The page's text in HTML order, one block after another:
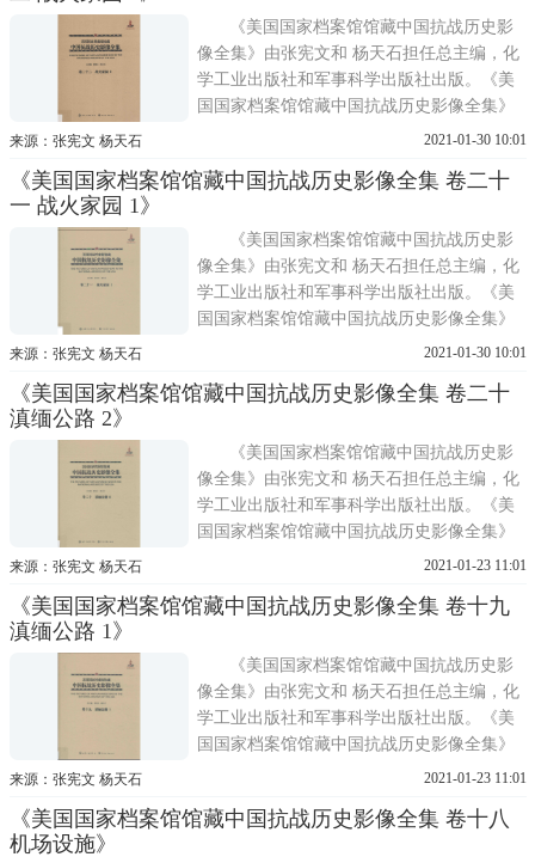
抗战历史影像全集
《美国国家档案馆馆藏中国抗战历史影
像全集》由张宪文和 杨天石担任总主编，化
学工业出版社和军事科学出版社出版。《美
国国家档案馆馆藏中国抗战历史影像全集》
共分30卷，从战场、训练、军备、医疗、国
抗战时期敌后战场、正面战场和国际合作的
抗战历史影像全集
来源：张宪文 杨天石 2021-01-30 10:01
《美国国家档案馆馆藏中国抗战历史影像全集 卷二十
一 战火家园 1》
《美国国家档案馆馆藏中国抗战历史影
像全集》由张宪文和 杨天石担任总主编，化
学工业出版社和军事科学出版社出版。《美
国国家档案馆馆藏中国抗战历史影像全集》
共分30卷，从战场、训练、军备、医疗、国
抗战时期敌后战场、正面战场和国际合作的
抗战历史影像全集
来源：张宪文 杨天石 2021-01-30 10:01
《美国国家档案馆馆藏中国抗战历史影像全集 卷二十
滇缅公路 2》
《美国国家档案馆馆藏中国抗战历史影
像全集》由张宪文和 杨天石担任总主编，化
学工业出版社和军事科学出版社出版。《美
国国家档案馆馆藏中国抗战历史影像全集》
共分30卷，从战场、训练、军备、医疗、国
抗战时期敌后战场、正面战场和国际合作的
抗战历史影像全集
来源：张宪文 杨天石 2021-01-23 11:01
《美国国家档案馆馆藏中国抗战历史影像全集 卷十九
滇缅公路 1》
《美国国家档案馆馆藏中国抗战历史影
像全集》由张宪文和 杨天石担任总主编，化
学工业出版社和军事科学出版社出版。《美
国国家档案馆馆藏中国抗战历史影像全集》
共分30卷，从战场、训练、军备、医疗、国
抗战时期敌后战场、正面战场和国际合作的
来源：张宪文 杨天石 2021-01-23 11:01
《美国国家档案馆馆藏中国抗战历史影像全集 卷十八
机场设施》